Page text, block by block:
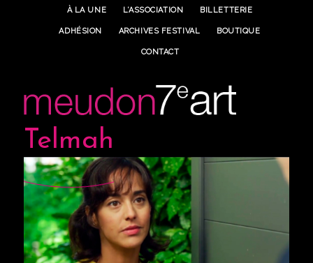
À LA UNE L’ASSOCIATION BILLETTERIE
ADHÉSION ARCHIVES FESTIVAL BOUTIQUE
CONTACT
Telmah